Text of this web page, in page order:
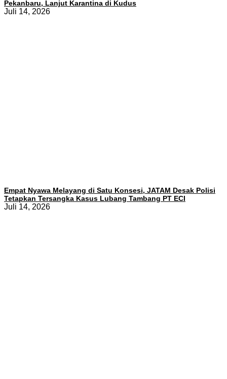
Pekanbaru, Lanjut Karantina di Kudus
Juli 14, 2026
Empat Nyawa Melayang di Satu Konsesi, JATAM Desak Polisi
Tetapkan Tersangka Kasus Lubang Tambang PT ECI
Juli 14, 2026